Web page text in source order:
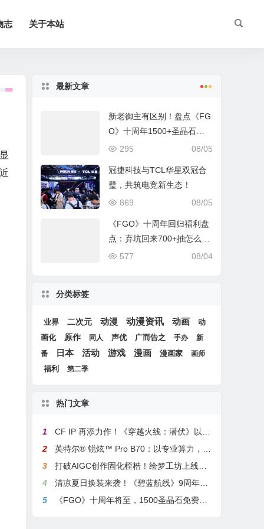
志 关于本站
最新文章
新老御主有区别！盘点《FG
O》十周年1500+圣晶石福
利全部获取方式
08/05
295
冠捷科技与TCL华星双冠合
璧，共筑电竞新生态！
08/05
869
《FGO》十周年回归福利盘
点：弃坑回来700+抽怎么
拿？
08/04
577
分类标签
业界 二次元 动漫 动漫资讯 动画
动
画化
原作 同人 声优 广而告之 手办
新
番
日本 活动 游戏 漫画 漫画家 画师
福利 第二季
热门文章
1
CF IP 再添力作！《穿越火线：潜伏》以3A叙事重塑战术潜行玩法
2
英特尔® 锐炫™ Pro B70：以专业算力，解锁本地化AI部署与生产力新基准
3
打破AIGC创作固化桎梏！绘梦工坊上线绘梦画布dreamo赋能全场景自由创作
4
清凉夏日换装来袭！《碧蓝航线》9周年庆典活动第二弹今日正式上线
5
《FGO》十周年将至，1500圣晶石免费福利，新老玩家均可解锁